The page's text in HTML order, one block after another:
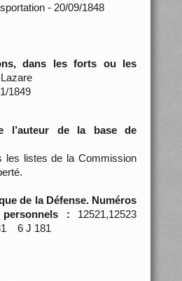
- 20/09/1848
dans les forts ou les
1849
l’auteur de la base de
les listes de la Commission
de la Défense. Numéros
: 12521,12523
6 J 181